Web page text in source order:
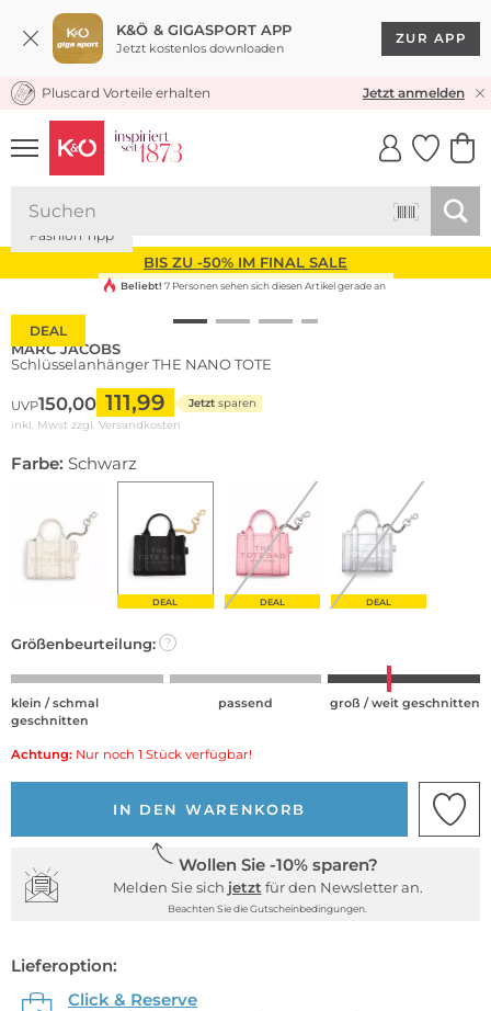
K&Ö & GIGASPORT APP
Jetzt kostenlos downloaden
ZUR APP
KOSTENLOSER VERSAND* & RÜCKVERSAND
Pluscard Vorteile erhalten Jetzt anmelden
UNSERE APP
CLICK &
BIS ZU -50% IM FINAL SALE
DEAL
Fashion Tipp
Beliebt! 7 Personen sehen sich diesen Artikel gerade an
MARC JACOBS
Schlüsselanhänger THE NANO TOTE
UVP150,00 111,99 Jetzt sparen
inkl. Mwst zzgl. Versandkosten
Farbe: Schwarz
DEAL DEAL DEAL
Größenbeurteilung: ?
klein / schmal
geschnitten
passend groß / weit geschnitten
Achtung: Nur noch 1 Stück verfügbar!
IN DEN WARENKORB
Wollen Sie -10% sparen?
Melden Sie sich jetzt für den Newsletter an.
Beachten Sie die Gutscheinbedingungen.
Lieferoption:
Click & Reserve